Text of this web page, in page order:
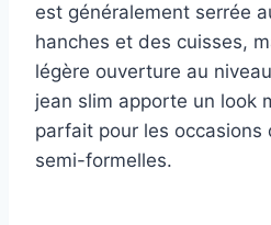
est généralement serrée
hanches et des cuisses,
légère ouverture au
jean slim apporte un look
parfait pour les occasions
semi-formelles.